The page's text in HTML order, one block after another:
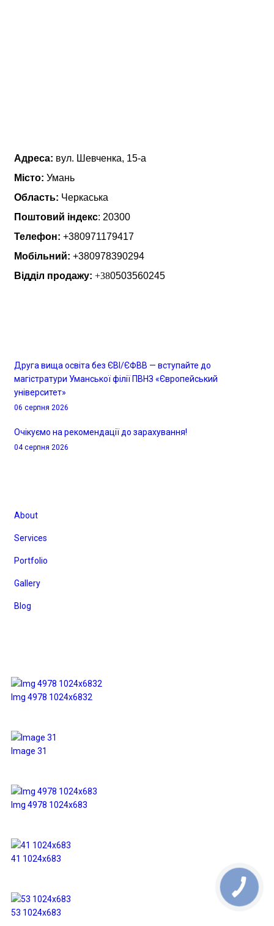
Адреса: вул. Шевченка, 15-а
Місто: Умань
Область: Черкаська
Поштовий індекс: 20300
Телефон: +380971179417
Мобільний: +380978390294
Відділ продажу: +380503560245
Друга вища освіта без ЄВІ/ЄФВВ — вступайте до
магістратури Уманської філії ПВНЗ «Європейський
університет»
06 серпня 2026
Очікуємо на рекомендації до зарахування!
04 серпня 2026
About
Services
Portfolio
Gallery
Blog
Img 4978 1024x6832
Image 31
Img 4978 1024x683
41 1024x683
53 1024x683